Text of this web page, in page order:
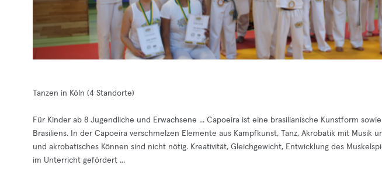
Tanzen in Köln (4 Standorte)
Für Kinder ab 8 Jugendliche und Erwachsene ... Capoeira ist eine brasilianische Kunstform
Brasiliens. In der Capoeira verschmelzen Elemente aus Kampfkunst, Tanz, Akrobatik mit Musik
und akrobatisches Können sind nicht nötig. Kreativität, Gleichgewicht, Entwicklung des
im Unterricht gefördert ...